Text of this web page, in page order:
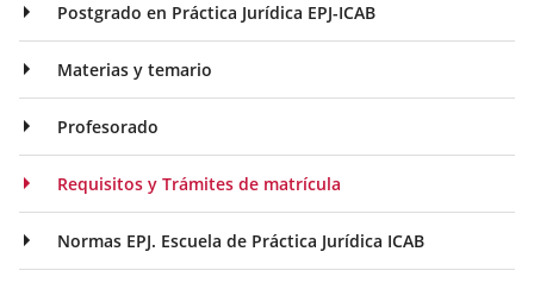
Postgrado en Práctica Jurídica EPJ-ICAB
Materias y temario
Profesorado
Requisitos y Trámites de matrícula
Normas EPJ. Escuela de Práctica Jurídica ICAB